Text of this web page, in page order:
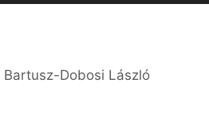
Bartusz-Dobosi László